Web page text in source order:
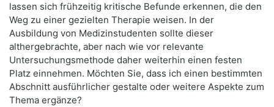
lassen sich frühzeitig kritische Befunde erkennen, die den
Weg zu einer gezielten Therapie weisen. In der
Ausbildung von Medizinstudenten sollte dieser
althergebrachte, aber nach wie vor relevante
Untersuchungsmethode daher weiterhin einen festen
Platz einnehmen. Möchten Sie, dass ich einen bestimmten
Abschnitt ausführlicher gestalte oder weitere Aspekte zum
Thema ergänze?